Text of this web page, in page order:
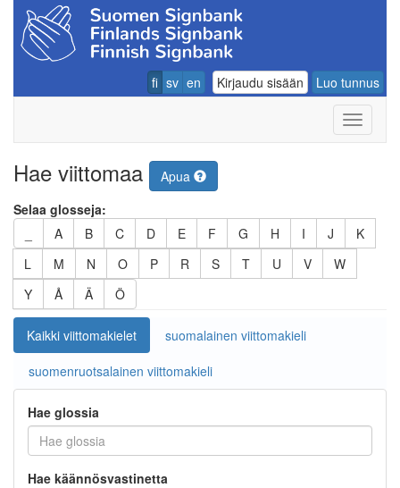
fi sv en Kirjaudu sisään Luo tunnus
Hae viittomaa
Apua
Selaa glosseja:
A B C D E F G H I J
K
L
M N O P R S T U V
W
Y
Å Ä Ö
Kaikki viittomakielet
suomalainen viittomakieli
suomenruotsalainen viittomakieli
Hae glossia
Hae käännösvastinetta